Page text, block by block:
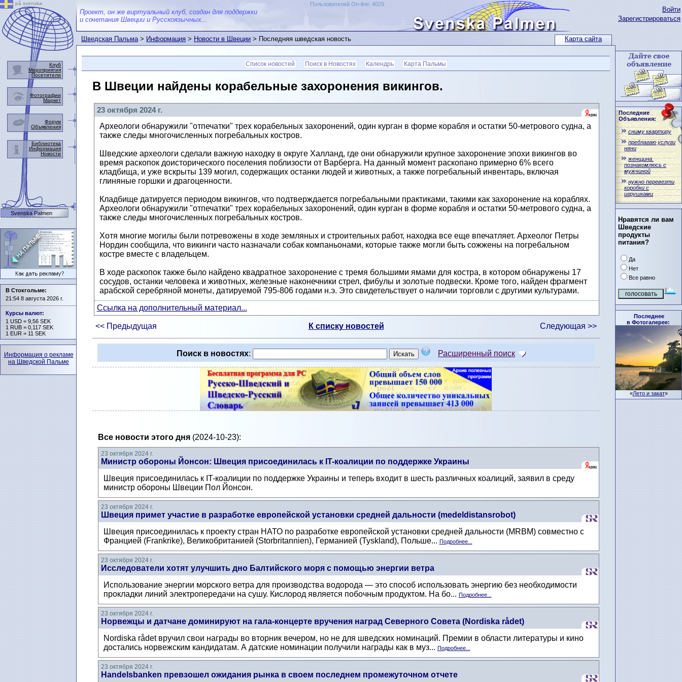
Карта сайта
Войти
Зарегистрироваться
Последние
Объявления:
сниму квартиру
предлагаю услуги
няни
женщина.
познакомлюсь с
мужчиной
нужно перевезти
коробки с
игрушками
Нравятся ли вам
Шведские
продукты
питания?
Да
Нет
Все равно
Последнее
в Фотогалерее:
«Лето и закат»
Проект, он же виртуальный клуб, создан для поддержки
и сочетания Швеции и Русскоязычных...
Пользователей On-line: 4029
Шведская Пальма>Информация>Новости в Швеции> Последняя шведская новость
Список новостей Поиск в Новостях Календрь Карта Пальмы
В Швеции найдены корабельные захоронения викингов.
23 октября 2024 г.
Археологи обнаружили "отпечатки" трех корабельных захоронений, один курган в форме корабля и остатки 50-метрового судна, а
также следы многочисленных погребальных костров.
Шведские археологи сделали важную находку в округе Халланд, где они обнаружили крупное захоронение эпохи викингов во
время раскопок доисторического поселения поблизости от Варберга. На данный момент раскопано примерно 6% всего
кладбища, и уже вскрыты 139 могил, содержащих останки людей и животных, а также погребальный инвентарь, включая
глиняные горшки и драгоценности.
Кладбище датируется периодом викингов, что подтверждается погребальными практиками, такими как захоронение на кораблях.
Археологи обнаружили "отпечатки" трех корабельных захоронений, один курган в форме корабля и остатки 50-метрового судна, а
также следы многочисленных погребальных костров.
Хотя многие могилы были потревожены в ходе земляных и строительных работ, находка все еще впечатляет. Археолог Петры
Нордин сообщила, что викинги часто назначали собак компаньонами, которые также могли быть сожжены на погребальном
костре вместе с владельцем.
В ходе раскопок также было найдено квадратное захоронение с тремя большими ямами для костра, в котором обнаружены 17
сосудов, останки человека и животных, железные наконечники стрел, фибулы и золотые подвески. Кроме того, найден фрагмент
арабской серебряной монеты, датируемой 795-806 годами н.э. Это свидетельствует о наличии торговли с другими культурами.
Ссылка на дополнительный материал...
<< Предыдущая К списку новостей Следующая >>
Поиск в новостях: Расширенный поиск
Все новости этого дня(2024-10-23):
23 октября 2024 г.
Министр обороны Йонсон: Швеция присоединилась к IT-коалиции по поддержке Украины
Швеция присоединилась к IT-коалиции по поддержке Украины и теперь входит в шесть различных коалиций, заявил в среду
министр обороны Швеции Пол Йонсон.
23 октября 2024 г.
Швеция примет участие в разработке европейской установки средней дальности (medeldistansrobot)
Швеция присоединилась к проекту стран НАТО по разработке европейской установки средней дальности (MRBM) совместно с
Францией (Frankrike), Великобританией (Storbritannien), Германией (Tyskland), Польше... Подробнее...
23 октября 2024 г.
Исследователи хотят улучшить дно Балтийского моря с помощью энергии ветра
Использование энергии морского ветра для производства водорода — это способ использовать энергию без необходимости
прокладки линий электропередачи на сушу. Кислород является побочным продуктом. На бо... Подробнее...
23 октября 2024 г.
Норвежцы и датчане доминируют на гала-концерте вручения наград Северного Совета (Nordiska rådet)
Nordiska rådet вручил свои награды во вторник вечером, но не для шведских номинаций. Премии в области литературы и кино
достались норвежским кандидатам. А датские номинации получили награды как в муз... Подробнее...
23 октября 2024 г.
Handelsbanken превзошел ожидания рынка в своем последнем промежуточном отчете
på svenska
Клуб
Мероприятия
Посетители
Фотографии
Маркет
Форум
Объявления
Библиотека
Информация
Новости
Svenska Palmen
В Стокгольме:
21:54 8 августа 2026 г.
Курсы валют:
1 USD = 9,56 SEK
1 RUB = 0,117 SEK
1 EUR = 11 SEK
Информация о рекламе
на Шведской Пальме